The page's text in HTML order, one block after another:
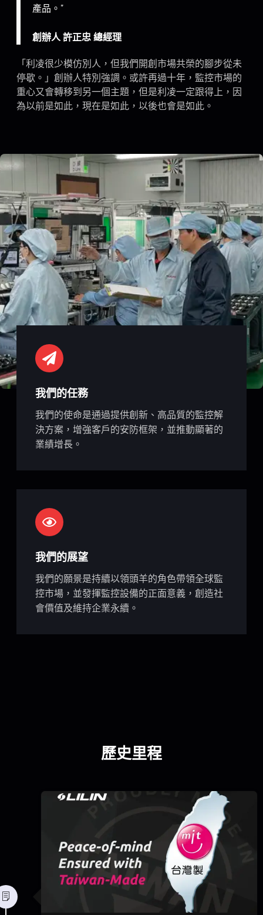
產品。"
創辦人 許正忠 總經理
「利凌很少模仿別人，但我們開創市場共榮的腳步從未
停歇。」創辦人特別強調。或許再過十年，監控市場的
重心又會轉移到另一個主題，但是利凌一定跟得上，因
為以前是如此，現在是如此，以後也會是如此。
我們的任務
我們的使命是通過提供創新、高品質的監控解
決方案，增強客戶的安防框架，並推動顯著的
業績增長。
我們的展望
我們的願景是持續以領頭羊的角色帶領全球監
控市場，並發揮監控設備的正面意義，創造社
會價值及維持企業永續。
歷史里程